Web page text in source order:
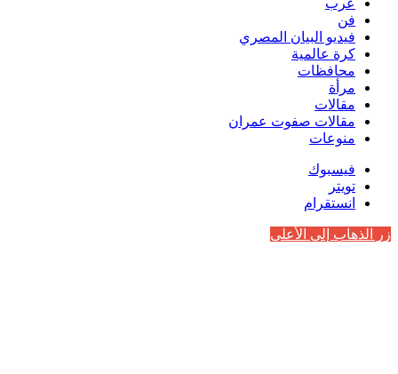
فن
فيديو البيان المصري
كرة عالمية
محافظات
مرأة
مقالات
مقالات صفوت عمران
منوعات
فيسبوك
تويتر
انستقرام
زر الذهاب إلى الأعلى